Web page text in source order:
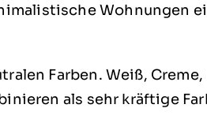
Wohnungen
Farben. Weiß, Creme,
als sehr kräftige